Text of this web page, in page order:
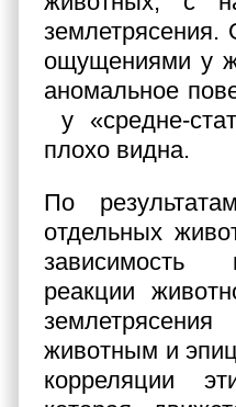
ощущениями у
аномальное
у «средне-
плохо видна.
По
отдельных
зависимость
реакции
животным и
корреляции